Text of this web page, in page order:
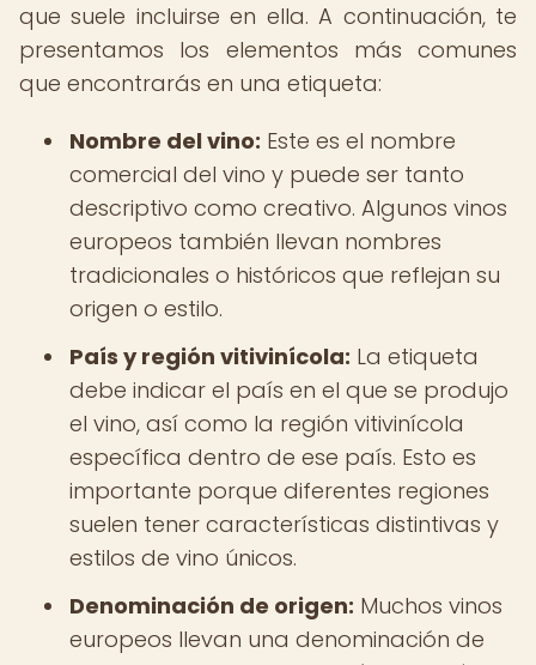
que suele incluirse en ella. A continuación, te
presentamos los elementos más comunes
que encontrarás en una etiqueta:
Nombre del vino: Este es el nombre
comercial del vino y puede ser tanto
descriptivo como creativo. Algunos vinos
europeos también llevan nombres
tradicionales o históricos que reflejan su
origen o estilo.
País y región vitivinícola: La etiqueta
debe indicar el país en el que se produjo
el vino, así como la región vitivinícola
específica dentro de ese país. Esto es
importante porque diferentes regiones
suelen tener características distintivas y
estilos de vino únicos.
Denominación de origen: Muchos vinos
europeos llevan una denominación de